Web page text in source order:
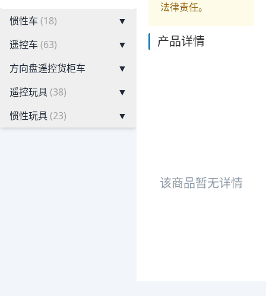
惯性车 (18)
▼
遥控车 (63)
▼
方向盘遥控货柜车
▼
遥控玩具(38)
▼
惯性玩具(23) ▼
法律责任。
产品详情
该商品暂无详情